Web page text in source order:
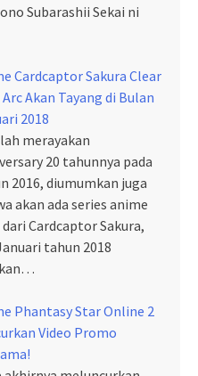
Subarashii Sekai ni
Cardcaptor Sakura Clear
Arc Akan Tayang di Bulan
2018
merayakan
20 tahunnya pada
2016, diumumkan juga
akan ada series anime
Cardcaptor Sakura,
tahun 2018
Phantasy Star Online 2
Video Promo